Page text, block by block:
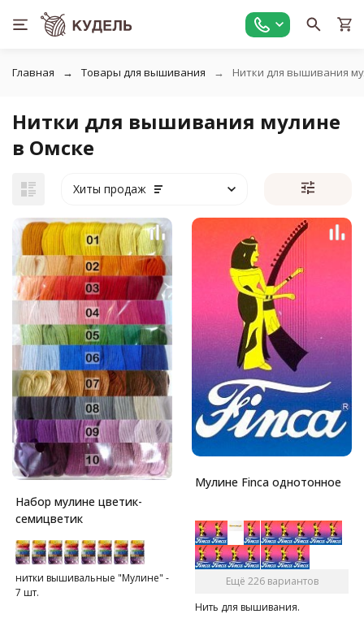
Главная Товары для вышивания Нитки для вышивания
Нитки для вышивания мулине
в Омске
Хиты продаж
Набор мулине цветик-
семицветик
нитки вышивальные "Мулине" -
7 шт.
Мулине Finca однотонное
Ещё 226 вариантов
Нить для вышивания.